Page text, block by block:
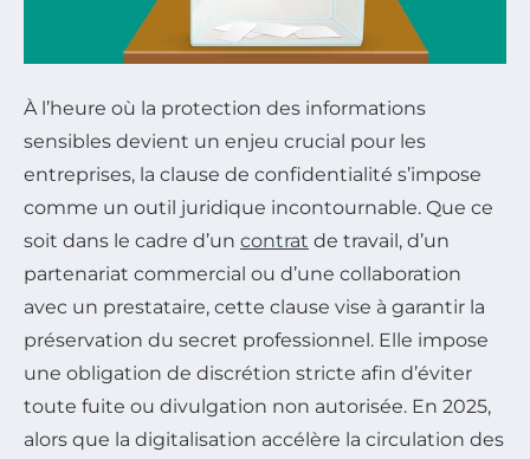
À l’heure où la protection des informations
sensibles devient un enjeu crucial pour les
entreprises, la clause de confidentialité s’impose
comme un outil juridique incontournable. Que ce
soit dans le cadre d’un contrat de travail, d’un
partenariat commercial ou d’une collaboration
avec un prestataire, cette clause vise à garantir la
préservation du secret professionnel. Elle impose
une obligation de discrétion stricte afin d’éviter
toute fuite ou divulgation non autorisée. En 2025,
alors que la digitalisation accélère la circulation des